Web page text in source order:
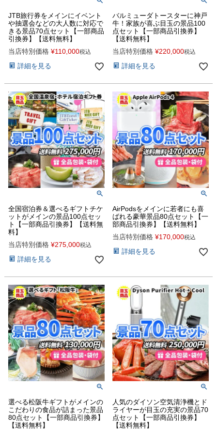
JTB旅行券をメインにイベント
や抽選会などの大人数に対応で
きる景品70点セット【一部商品
引換券】【送料無料】
当店特別価格 ¥110,000税込
詳細を見る
バルミューダトースターに神戸
牛！家族が喜ぶ目玉の景品100
点セット【一部商品引換券】
【送料無料】
当店特別価格 ¥220,000税込
詳細を見る
全国宿泊券＆選べるギフトチケ
ットがメインの景品100点セッ
ト【一部商品引換券】【送料無
料】
当店特別価格 ¥275,000税込
詳細を見る
AirPodsをメインに若者にも喜
ばれる豪華景品80点セット【一
部商品引換券】【送料無料】
当店特別価格 ¥170,000税込
詳細を見る
選べる松阪牛ギフトがメインの
こだわりの食品が詰まった景品
80点セット【一部商品引換券】
【送料無料】
人気のダイソン空気清浄機とド
ライヤーが目玉の充実の景品70
点セット【一部商品引換券】
【送料無料】